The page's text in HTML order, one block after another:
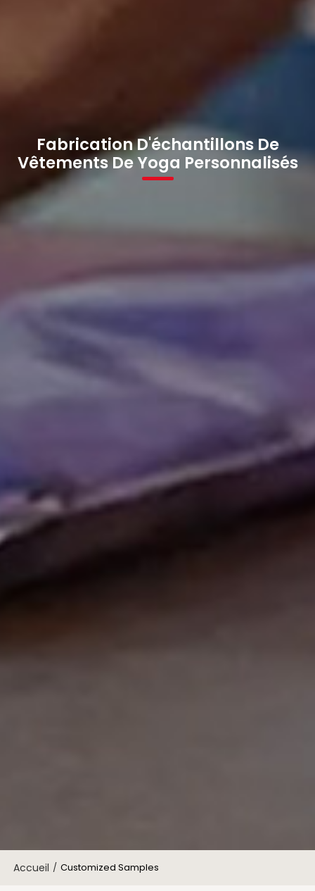
Fabrication D'échantillons De
Vêtements De Yoga Personnalisés
Accueil / Customized Samples